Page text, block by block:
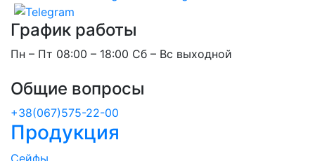
График работы
Пн – Пт 08:00 – 18:00 Сб – Вс выходной
Общие вопросы
+38(067)575-22-00
Продукция